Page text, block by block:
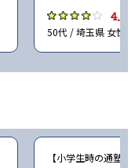
4.0
50代 / 埼玉県 女性
【小学生時の通塾